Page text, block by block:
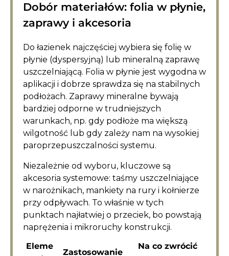
Dobór materiałów: folia w płynie,
zaprawy i akcesoria
Do łazienek najczęściej wybiera się folię w
płynie (dyspersyjną) lub mineralną zaprawę
uszczelniającą. Folia w płynie jest wygodna w
aplikacji i dobrze sprawdza się na stabilnych
podłożach. Zaprawy mineralne bywają
bardziej odporne w trudniejszych
warunkach, np. gdy podłoże ma większą
wilgotność lub gdy zależy nam na wysokiej
paroprzepuszczalności systemu.
Niezależnie od wyboru, kluczowe są
akcesoria systemowe: taśmy uszczelniające
w narożnikach, mankiety na rury i kołnierze
przy odpływach. To właśnie w tych
punktach najłatwiej o przeciek, bo powstają
naprężenia i mikroruchy konstrukcji.
Eleme
Zastosowanie
Na co zwrócić